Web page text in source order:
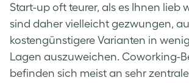
Start-up oft teurer, als es Ihnen lieb
sind daher vielleicht gezwungen,
kostengünstigere Varianten in
Lagen auszuweichen. Coworking-
befinden sich meist an sehr